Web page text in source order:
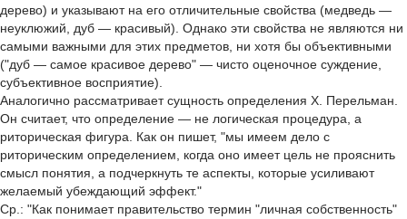
дерево) и указывают на его отличительные свойства (медведь —
неуклюжий, дуб — красивый). Однако эти свойства не являются ни
самыми важными для этих предметов, ни хотя бы объективными
("дуб — самое красивое дерево" — чисто оценочное суждение,
субъективное восприятие).
Аналогично рассматривает сущность определения Х. Перельман.
Он считает, что определение — не логическая процедура, а
риторическая фигура. Как он пишет, "мы имеем дело с
риторическим определением, когда оно имеет цель не прояснить
смысл понятия, а подчеркнуть те аспекты, которые усиливают
желаемый убеждающий эффект."
Ср.: "Как понимает правительство термин "личная собственность"